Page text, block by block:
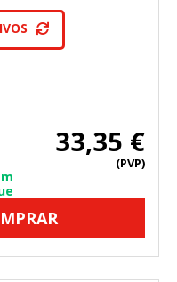
33,35 €
(PVP)